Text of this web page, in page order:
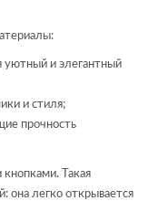
уютный и элегантный
и стиля;
прочность
кнопками. Такая
она легко открывается